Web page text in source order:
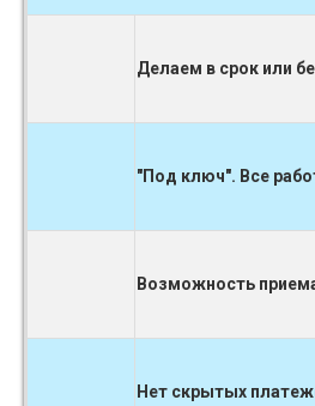
Делаем в срок или
"Под ключ". Все
Возможность
Нет скрытых